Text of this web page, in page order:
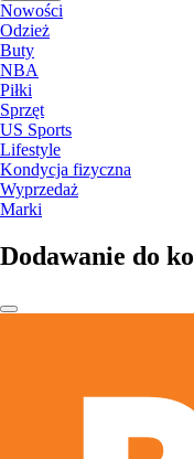
Nowości
Odzież
Buty
NBA
Piłki
Sprzęt
US Sports
Lifestyle
Kondycja fizyczna
Wyprzedaż
Marki
Dodawanie do